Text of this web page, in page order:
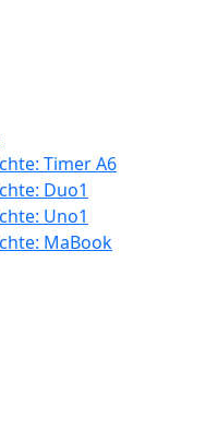
Timer A6
Duo1
Uno1
MaBook